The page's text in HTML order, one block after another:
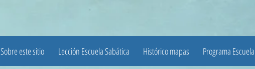
Sobre este sitio Lección Escuela Sabática Histórico mapas Programa